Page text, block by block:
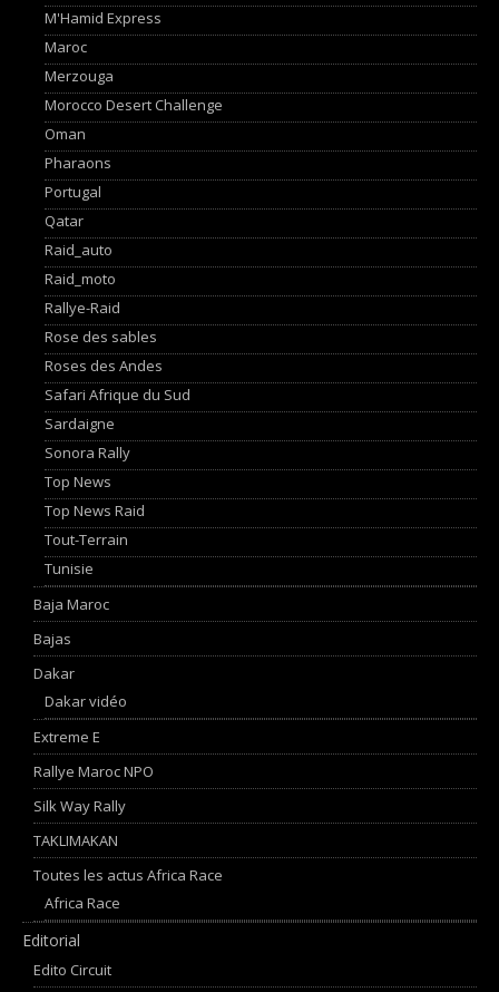
M'Hamid Express
Maroc
Merzouga
Morocco Desert Challenge
Oman
Pharaons
Portugal
Qatar
Raid_auto
Raid_moto
Rallye-Raid
Rose des sables
Roses des Andes
Safari Afrique du Sud
Sardaigne
Sonora Rally
Top News
Top News Raid
Tout-Terrain
Tunisie
Baja Maroc
Bajas
Dakar
Dakar vidéo
Extreme E
Rallye Maroc NPO
Silk Way Rally
TAKLIMAKAN
Toutes les actus Africa Race
Africa Race
Editorial
Edito Circuit